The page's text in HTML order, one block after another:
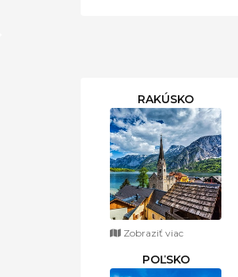
RAKÚSKO
Zobraziť viac
POĽSKO